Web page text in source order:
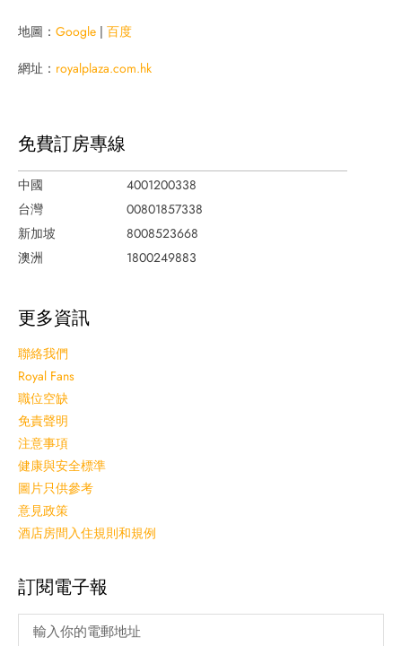
地圖： Google 百度
網址： royalplaza.com.hk
免費訂房專線
中國
4001200338
台灣
00801857338
新加坡
8008523668
澳洲
1800249883
更多資訊
聯絡我們
Royal Fans
職位空缺
免責聲明
注意事項
健康與安全標準
圖片只供參考
意見政策
酒店房間入住規則和規例
訂閱電子報